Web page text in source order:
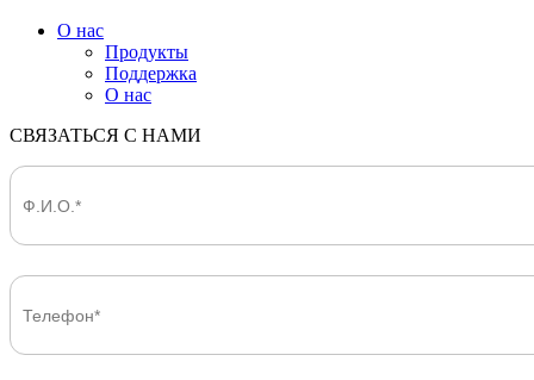
О нас
Продукты
Поддержка
О нас
СВЯЗАТЬСЯ С НАМИ